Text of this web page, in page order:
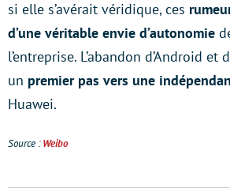
si elle s’avérait véridique, ces
d’une véritable envie d’autonomie
l’entreprise. L’abandon d’Android
un premier pas vers une
Huawei.
Source :Weibo